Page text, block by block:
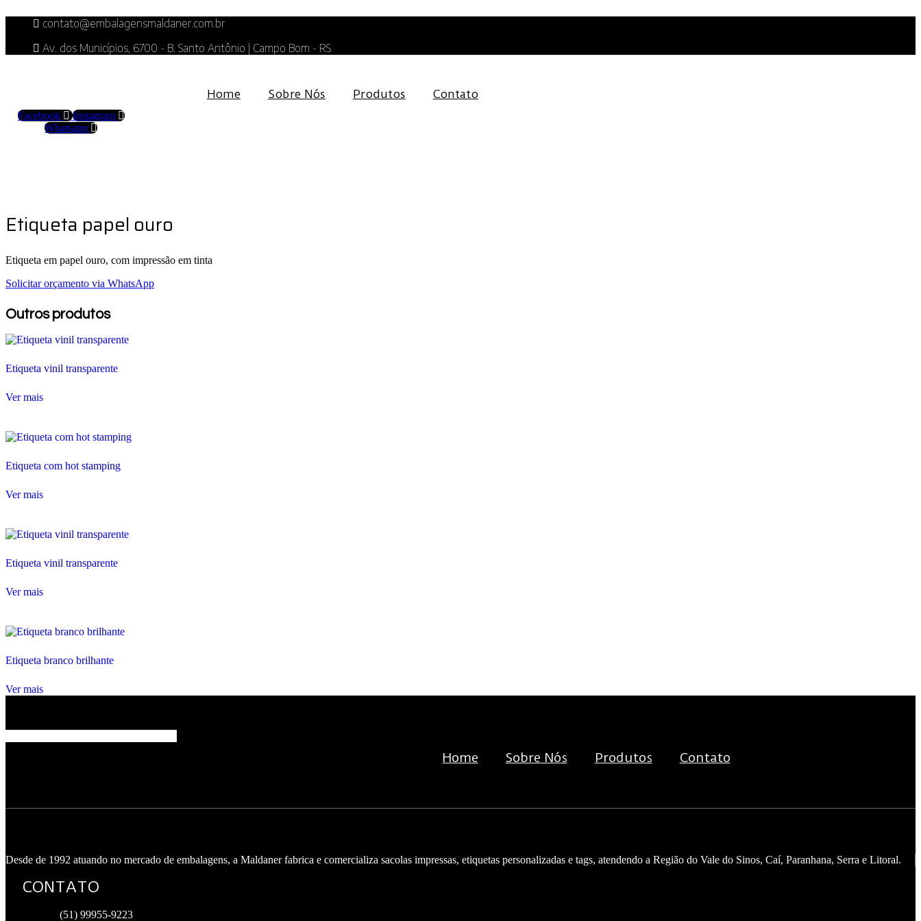
contato@embalagensmaldaner.com.br
Av. dos Municípios, 6700 - B. Santo Antônio | Campo Bom - RS
Home Sobre Nós Produtos Contato
Facebook
Instagram
Whatsapp
Etiqueta papel ouro
Etiqueta em papel ouro, com impressão em tinta
Solicitar orçamento via WhatsApp
Outros produtos
Etiqueta vinil transparente
Ver mais
Etiqueta com hot stamping
Ver mais
Etiqueta vinil transparente
Ver mais
Etiqueta branco brilhante
Ver mais
Home Sobre Nós Produtos Contato
Desde de 1992 atuando no mercado de embalagens, a Maldaner fabrica e comercializa sacolas impressas, etiquetas personalizadas e tags, atendendo a Região do Vale do Sinos, Caí, Paranhana, Serra e Litoral.
CONTATO
(51) 99955-9223